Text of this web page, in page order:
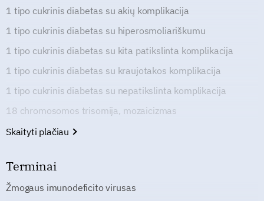
1 tipo cukrinis diabetas su akių komplikacija
1 tipo cukrinis diabetas su hiperosmoliariškumu
1 tipo cukrinis diabetas su kita patikslinta komplikacija
1 tipo cukrinis diabetas su kraujotakos komplikacija
1 tipo cukrinis diabetas su nepatikslinta komplikacija
18 chromosomos trisomija, mozaicizmas
Skaityti plačiau
Terminai
Žmogaus imunodeficito virusas